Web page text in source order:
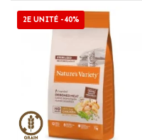
2E UNITÉ -40%